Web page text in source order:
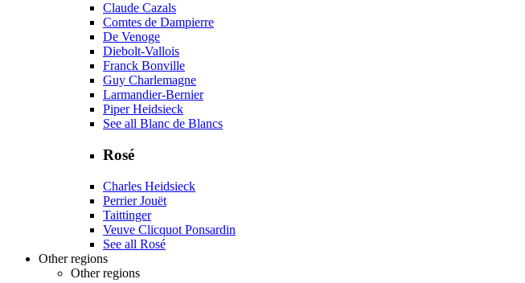
Claude Cazals
Comtes de Dampierre
De Venoge
Diebolt-Vallois
Franck Bonville
Guy Charlemagne
Larmandier-Bernier
Piper Heidsieck
See all Blanc de Blancs
Rosé
Charles Heidsieck
Perrier Jouët
Taittinger
Veuve Clicquot Ponsardin
See all Rosé
Other regions
Other regions